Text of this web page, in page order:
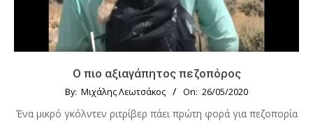
Ο πιο αξιαγάπητος πεζοπόρος
By: Μιχάλης Λεωτσάκος On: 26/05/2020
Ένα μικρό γκόλντεν ριτρίβερ πάει πρώτη φορά για πεζοπορία